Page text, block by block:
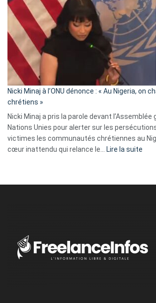
Tegnér
exulte
«
a
tout
parle
ses
tripes
Nicki Minaj à l’ONU dénonce : « Au Nigeria, on
chrétiens »
Nicki Minaj a pris la parole devant l’Assemblée
Nations Unies pour alerter sur les
victimes les communautés chrétiennes au
cœur inattendu qui relance le… Lire la suite